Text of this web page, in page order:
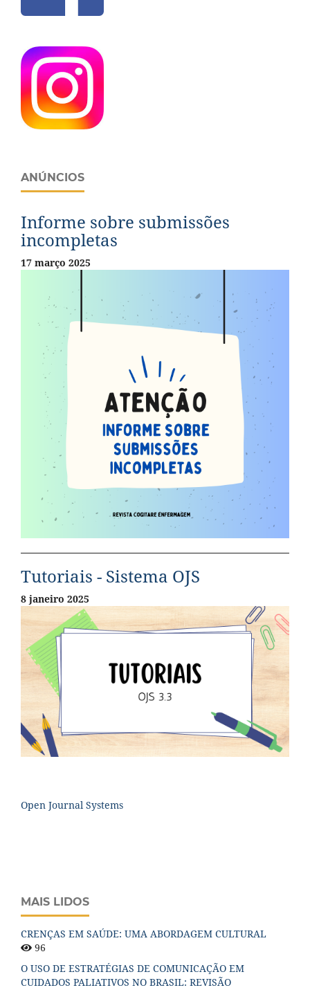
ANÚNCIOS
Informe sobre submissões
incompletas
17 março 2025
Tutoriais - Sistema OJS
8 janeiro 2025
Open Journal Systems
MAIS LIDOS
CRENÇAS EM SAÚDE: UMA ABORDAGEM CULTURAL
96
O USO DE ESTRATÉGIAS DE COMUNICAÇÃO EM
CUIDADOS PALIATIVOS NO BRASIL: REVISÃO